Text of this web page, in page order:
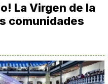
La Virgen de la
comunidades